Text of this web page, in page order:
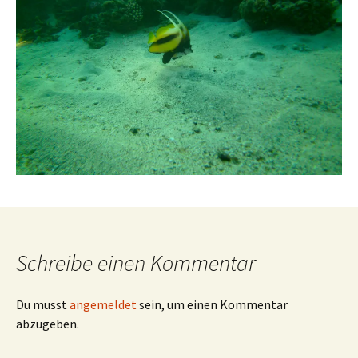
Schreibe einen Kommentar
Du musstangemeldetsein, um einen Kommentar
abzugeben.